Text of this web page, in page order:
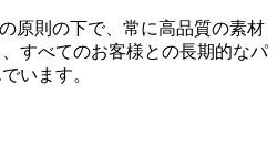
原則の下で、常に高品質の素材
すべてのお客様との長期的なパ
います。